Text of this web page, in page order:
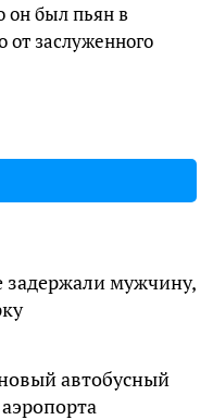
он был пьян в
от заслуженного
мужчину,
автобусный